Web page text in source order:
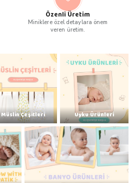
Özenli Üretim
Miniklere özel detaylara önem
veren üretim.
Müslin Çeşitleri Uyku Ürünleri